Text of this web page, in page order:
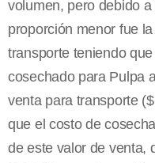
volumen, pero debido
proporción menor fue
transporte teniendo
cosechado para Pulpa
venta para transporte
que el costo de
de este valor de venta,